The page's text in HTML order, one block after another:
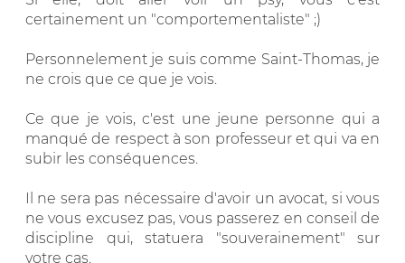
certainement un "comportementaliste" ;)
Personnelement je suis comme Saint-Thomas, je
ne crois que ce que je vois.
Ce que je vois, c'est une jeune personne qui a
manqué de respect à son professeur et qui va en
subir les conséquences.
Il ne sera pas nécessaire d'avoir un avocat, si vous
ne vous excusez pas, vous passerez en conseil de
discipline qui, statuera "souverainement" sur
votre cas.